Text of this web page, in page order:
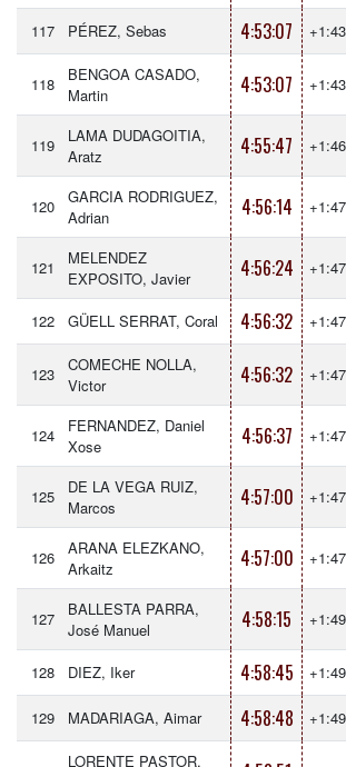
117 PÉREZ, Sebas 4:53:07
118
BENGOA CASADO,
Martin
4:53:07
119
LAMA DUDAGOITIA,
Aratz
4:55:47
120
GARCIA RODRIGUEZ,
Adrian
4:56:14
121
MELENDEZ
EXPOSITO, Javier
4:56:24
122 GÜELL SERRAT, Coral 4:56:32
123
COMECHE NOLLA,
Victor
4:56:32
124
FERNANDEZ, Daniel
Xose
4:56:37
125
DE LA VEGA RUIZ,
Marcos
4:57:00
126
ARANA ELEZKANO,
Arkaitz
4:57:00
127
BALLESTA PARRA,
José Manuel
4:58:15
128 DIEZ, Iker 4:58:45
129 MADARIAGA, Aimar 4:58:48
LORENTE PASTOR,